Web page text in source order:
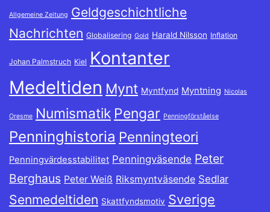
Allgemeine Zeitung Geldgeschichtliche
Nachrichten Globalisering Gold Harald Nilsson Inflation
Johan Palmstruch Kiel Kontanter
Medeltiden Mynt Myntfynd Myntning Nicolas
Oresme Numismatik Pengar Penningförståelse
Penninghistoria Penningteori
Penningvärdesstabilitet Penningväsende Peter
Berghaus Peter Weiß Riksmyntväsende Sedlar
Senmedeltiden Skattfyndsmotiv Sverige